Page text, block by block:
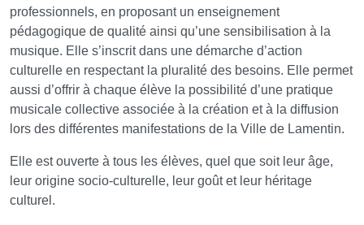
professionnels, en proposant un enseignement
pédagogique de qualité ainsi qu’une sensibilisation à la
musique. Elle s’inscrit dans une démarche d’action
culturelle en respectant la pluralité des besoins. Elle permet
aussi d’offrir à chaque élève la possibilité d’une pratique
musicale collective associée à la création et à la diffusion
lors des différentes manifestations de la Ville de Lamentin.
Elle est ouverte à tous les élèves, quel que soit leur âge,
leur origine socio-culturelle, leur goût et leur héritage
culturel.